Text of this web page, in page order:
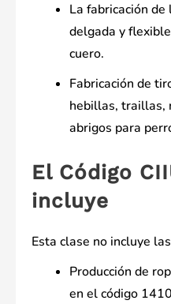
La fabricación
delgada y
cuero.
Fabricación de
hebillas, traillas,
abrigos para
El Código
incluye
Esta clase no incluye
Producción de
en el código